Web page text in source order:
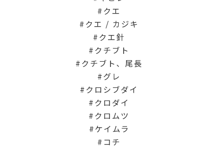
クエ
クエ / カジキ
クエ針
クチブト
クチブト、尾長
グレ
クロシブダイ
クロダイ
クロムツ
ケイムラ
コチ